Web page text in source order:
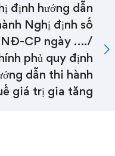
định hướng dẫn
Nghị định số
CP ngày …./
phủ quy định
dẫn thi hành
giá trị gia tăng